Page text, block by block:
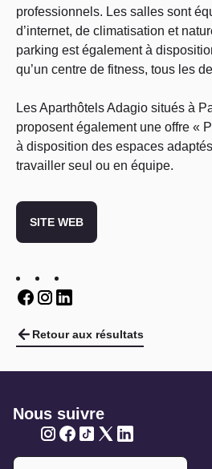
professionnels. Les salles sont
d’internet, de climatisation et
parking est également à
qu’un centre de fitness, tous les
Les Aparthôtels Adagio situés à
proposent également une offre «
à disposition des espaces
travailler seul ou en équipe.
SITE WEB
Retour aux résultats
Nous suivre